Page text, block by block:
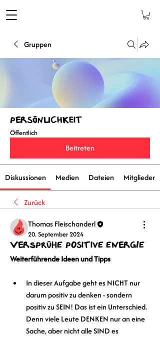
Gruppen
Persönlichkeit
Öffentlich
Beitreten
Diskussionen Medien Dateien Mitglieder
Zurück
Thomas Fleischanderl
20. September 2024
Versprühe positive Energie
Weiterführende Ideen und Tipps
In dieser Aufgabe geht es NICHT nur
darum positiv zu denken - sondern
positiv zu SEIN! Das ist ein Unterschied.
Denn viele Leute DENKEN nur an eine
Sache, aber nicht alle SIND es